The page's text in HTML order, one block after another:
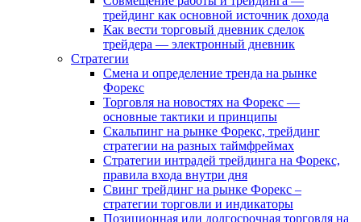
трейдинг как основной источник дохода
Как вести торговый дневник сделок
трейдера — электронный дневник
Стратегии
Смена и определение тренда на рынке
Форекс
Торговля на новостях на Форекс —
основные тактики и принципы
Скальпинг на рынке Форекс, трейдинг
стратегии на разных таймфреймах
Стратегии интрадей трейдинга на Форекс,
правила входа внутри дня
Свинг трейдинг на рынке Форекс –
стратегии торговли и индикаторы
Позиционная или долгосрочная торговля на